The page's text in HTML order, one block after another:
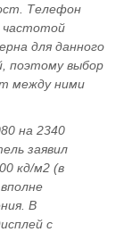
Телефон
частотой
для данного
поэтому выбор
между ними
на 2340
заявил
кд/м2 (в
В
с